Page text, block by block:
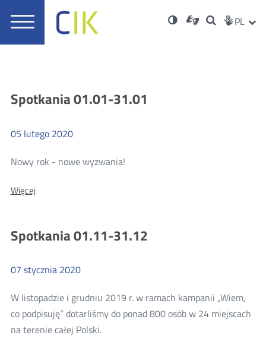
Menu
Wersja
Dla
niesłyszących
Nowa
karta
Otwórz
w
Nowa
karta
Social
PL
Aktualności
Spotkania 01.01-31.01
05 lutego 2020
Nowy rok - nowe wyzwania!Więcej
Więcej
Spotkania 01.11-31.12
07 stycznia 2020
W listopadzie i grudniu 2019 r. w ramach kampanii „Wiem,
co podpisuję” dotarliśmy do ponad 800 osób w 24 miejscach
na terenie całej Polski.Więcej